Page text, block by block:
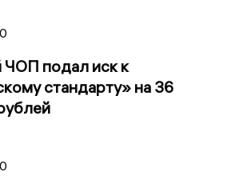
ЧОП подал иск к
стандарту» на 36